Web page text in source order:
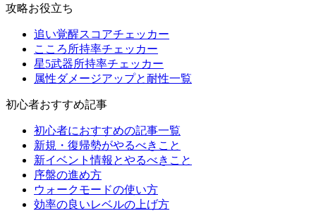
攻略お役立ち
追い覚醒スコアチェッカー
こころ所持率チェッカー
星5武器所持率チェッカー
属性ダメージアップと耐性一覧
初心者おすすめ記事
初心者におすすめの記事一覧
新規・復帰勢がやるべきこと
新イベント情報とやるべきこと
序盤の進め方
ウォークモードの使い方
効率の良いレベルの上げ方